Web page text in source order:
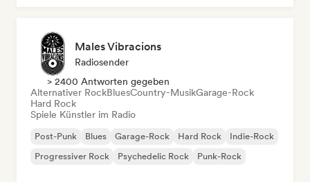
Males Vibracions
Radiosender
> 2400 Antworten gegeben
Alternativer RockBluesCountry-MusikGarage-Rock
Hard Rock
Spiele Künstler im Radio
Post-Punk Blues Garage-Rock Hard Rock
Indie-Rock
Progressiver Rock
Psychedelic Rock Punk-Rock